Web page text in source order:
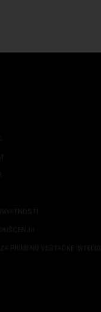
PRIMENU VEŠTAČKE